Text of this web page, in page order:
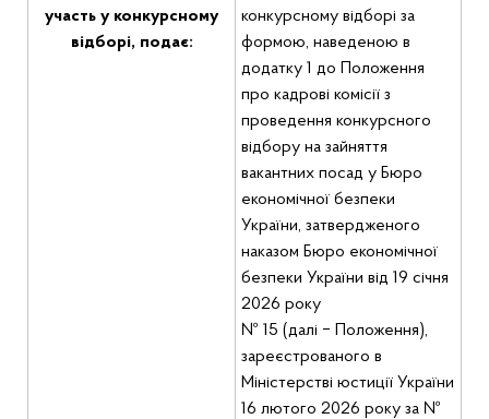
участь у конкурсному
відборі, подає:
конкурсному відборі за
формою, наведеною в
додатку 1 до Положення
про кадрові комісії з
проведення конкурсного
відбору на зайняття
вакантних посад у Бюро
економічної безпеки
України, затвердженого
наказом Бюро економічної
безпеки України від 19 січня
2026 року
№ 15 (далі ‒ Положення),
зареєстрованого в
Міністерстві юстиції України
16 лютого 2026 року за №